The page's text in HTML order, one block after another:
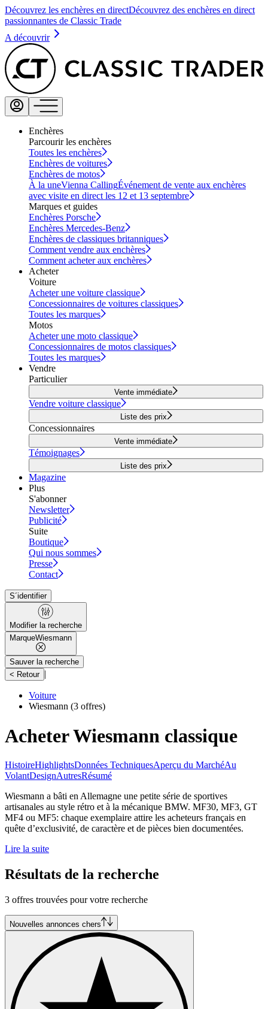
Découvrez les enchères en directDécouvrez des enchères en direct
passionnantes de Classic Trade
A découvrir
Enchères
Parcourir les enchères
Toutes les enchères
Enchères de voitures
Enchères de motos
À la uneVienna CallingÉvénement de vente aux enchères
avec visite en direct les 12 et 13 septembre
Marques et guides
Enchères Porsche
Enchères Mercedes-Benz
Enchères de classiques britanniques
Comment vendre aux enchères
Comment acheter aux enchères
Acheter
Voiture
Acheter une voiture classique
Concessionnaires de voitures classiques
Toutes les marques
Motos
Acheter une moto classique
Concessionnaires de motos classiques
Toutes les marques
Vendre
Particulier
Vente immédiate
Vendre voiture classique
Liste des prix
Concessionnaires
Vente immédiate
Témoignages
Liste des prix
Magazine
Plus
S'abonner
Newsletter
Publicité
Suite
Boutique
Qui nous sommes
Presse
Contact
S´identifier
Modifier la recherche
MarqueWiesmann
Sauver la recherche
< Retour |
Voiture
Wiesmann (3 offres)
Acheter Wiesmann classique
HistoireHighlightsDonnées TechniquesAperçu du MarchéAu
VolantDesignAutresRésumé
Wiesmann a bâti en Allemagne une petite série de sportives
artisanales au style rétro et à la mécanique BMW. MF30, MF3, GT
MF4 ou MF5: chaque exemplaire attire les acheteurs français en
quête d’exclusivité, de caractère et de pièces bien documentées.
Lire la suite
Résultats de la recherche
3 offres trouvées pour votre recherche
Nouvelles annonces chers